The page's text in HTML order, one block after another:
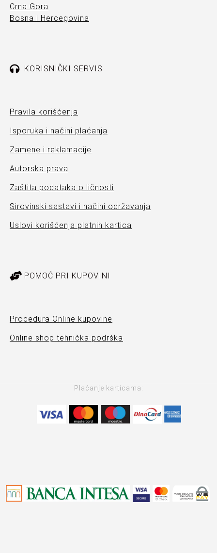
Crna Gora
Bosna i Hercegovina
KORISNIČKI SERVIS
Pravila korišćenja
Isporuka i načini plaćanja
Zamene i reklamacije
Autorska prava
Zaštita podataka o ličnosti
Sirovinski sastavi i načini održavanja
Uslovi korišćenja platnih kartica
POMOĆ PRI KUPOVINI
Procedura Online kupovine
Online shop tehnička podrška
Plaćanje karticama: